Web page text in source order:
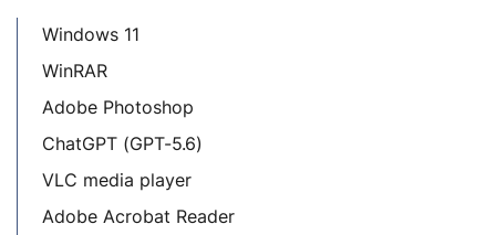
Windows 11
WinRAR
Adobe Photoshop
ChatGPT (GPT-5.6)
VLC media player
Adobe Acrobat Reader